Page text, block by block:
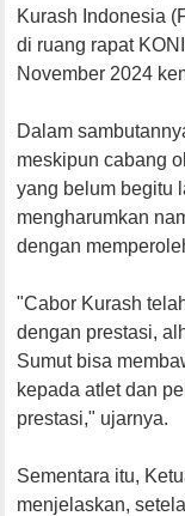
Kurash Indonesia
di ruang rapat
November 2024
Dalam
meskipun cabang
yang belum begitu
mengharumkan
dengan
"Cabor Kurash
dengan prestasi,
Sumut bisa
kepada atlet dan
prestasi," ujarnya.
Sementara itu,
menjelaskan,